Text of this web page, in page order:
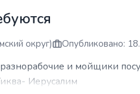
округ) Опубликовано:
и мойщики
Иерусалим